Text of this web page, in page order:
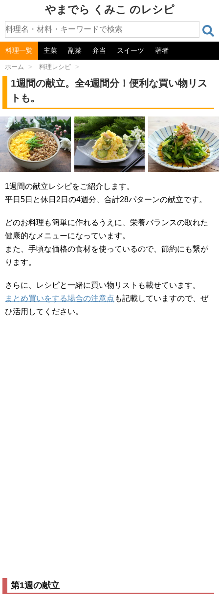
やまでら くみこ のレシピ
料理一覧 主菜 副菜 弁当 スイーツ 著者
ホーム > 料理レシピ >
1週間の献立。全4週間分！便利な買い物リス
トも。
1週間の献立レシピをご紹介します。
平日5日と休日2日の4週分、合計28パターンの献立です。
どのお料理も簡単に作れるうえに、栄養バランスの取れた
健康的なメニューになっています。
また、手頃な価格の食材を使っているので、節約にも繋が
ります。
さらに、レシピと一緒に買い物リストも載せています。
まとめ買いをする場合の注意点 も記載していますので、ぜ
ひ活用してください。
第1週の献立